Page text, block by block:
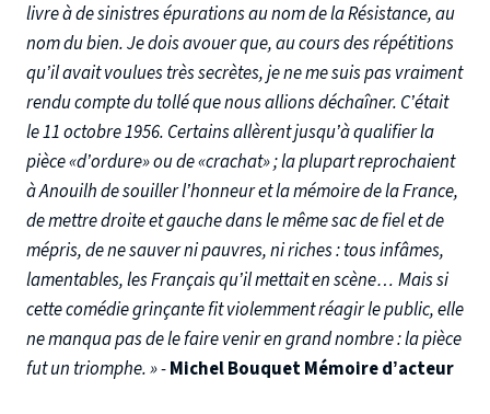
livre à de sinistres épurations au nom de la Résistance, au
nom du bien. Je dois avouer que, au cours des répétitions
qu’il avait voulues très secrètes, je ne me suis pas vraiment
rendu compte du tollé que nous allions déchaîner. C’était
le 11 octobre 1956. Certains allèrent jusqu’à qualifier la
pièce «d’ordure» ou de «crachat» ; la plupart reprochaient
à Anouilh de souiller l’honneur et la mémoire de la France,
de mettre droite et gauche dans le même sac de fiel et de
mépris, de ne sauver ni pauvres, ni riches : tous infâmes,
lamentables, les Français qu’il mettait en scène… Mais si
cette comédie grinçante fit violemment réagir le public, elle
ne manqua pas de le faire venir en grand nombre : la pièce
fut un triomphe. » -Michel Bouquet Mémoire d’acteur